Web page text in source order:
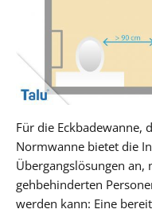
Für die Eckbadewanne,
Normwanne bietet die
Übergangslösungen
gehbehinderten
werden kann: Eine